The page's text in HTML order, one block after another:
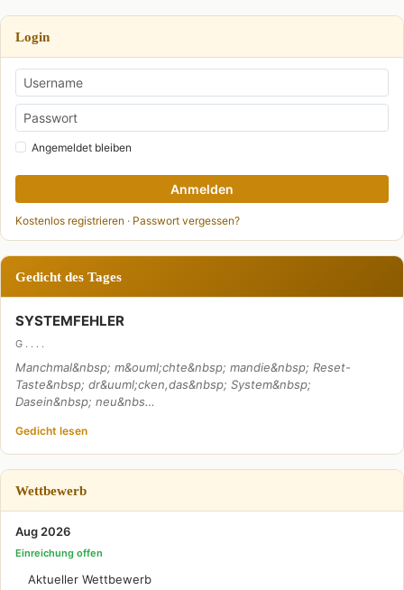
Login
Angemeldet bleiben
Anmelden
Kostenlos registrieren · Passwort vergessen?
Gedicht des Tages
SYSTEMFEHLER
G . . . .
Manchmal&nbsp; m&ouml;chte&nbsp; mandie&nbsp; Reset-
Taste&nbsp; dr&uuml;cken,das&nbsp; System&nbsp;
Dasein&nbsp; neu&nbs…
Gedicht lesen
Wettbewerb
Aug 2026
Einreichung offen
Aktueller Wettbewerb